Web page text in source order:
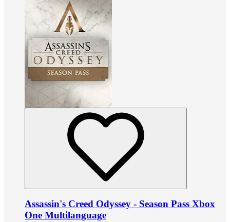
Assassin's Creed Odyssey - Season Pass Xbox
One Multilanguage